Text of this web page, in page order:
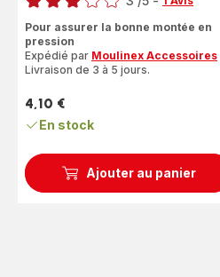
Ajouter au panier
3
étoiles
(moyenne)
Pour assurer la bonne montée en
pression
Expédié par Moulinex Accessoires
Livraison de 3 à 5 jours.
Prix
4,10 €
En stock